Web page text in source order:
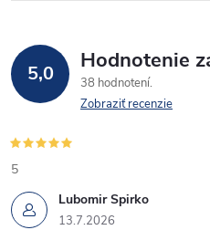
5,0 Hodnotenie
38 hodnotení
Zobraziť recenzie
Lubomir Spirko
13.7.2026
5